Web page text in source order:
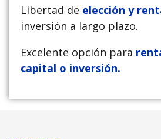
Libertad de elección y
inversión a largo plazo.
Excelente opción para
capital o inversión.